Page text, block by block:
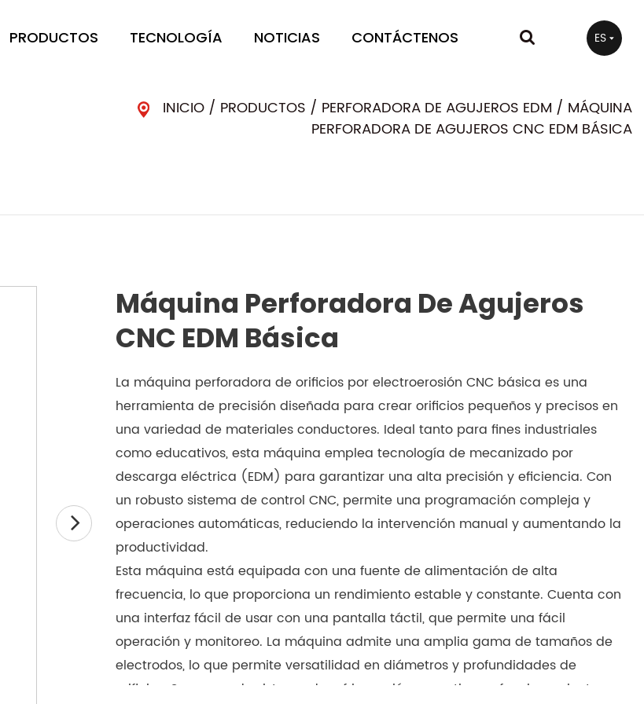
PRODUCTOS TECNOLOGÍA NOTICIAS CONTÁCTENOS ES
INICIO / PRODUCTOS / PERFORADORA DE AGUJEROS EDM / MÁQUINA
PERFORADORA DE AGUJEROS CNC EDM BÁSICA
Máquina Perforadora De Agujeros
CNC EDM Básica
La máquina perforadora de orificios por electroerosión CNC básica es una
herramienta de precisión diseñada para crear orificios pequeños y precisos en
una variedad de materiales conductores. Ideal tanto para fines industriales
como educativos, esta máquina emplea tecnología de mecanizado por
descarga eléctrica (EDM) para garantizar una alta precisión y eficiencia. Con
un robusto sistema de control CNC, permite una programación compleja y
operaciones automáticas, reduciendo la intervención manual y aumentando la
productividad.
Esta máquina está equipada con una fuente de alimentación de alta
frecuencia, lo que proporciona un rendimiento estable y constante. Cuenta con
una interfaz fácil de usar con una pantalla táctil, que permite una fácil
operación y monitoreo. La máquina admite una amplia gama de tamaños de
electrodos, lo que permite versatilidad en diámetros y profundidades de
orificios. Su avanzado sistema de refrigeración garantiza un funcionamiento a